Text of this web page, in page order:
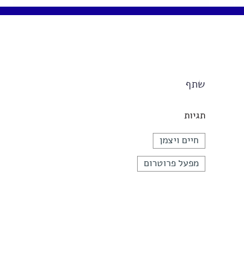
שתף
תגיות
חיים ויצמן
מפעל פרוטרום